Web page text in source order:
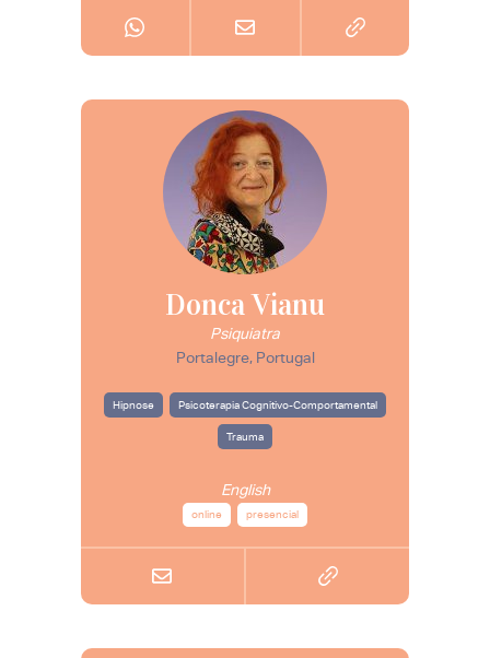
Donca Vianu
Psiquiatra
Portalegre, Portugal
Hipnose Psicoterapia Cognitivo-Comportamental
Trauma
English
online presencial